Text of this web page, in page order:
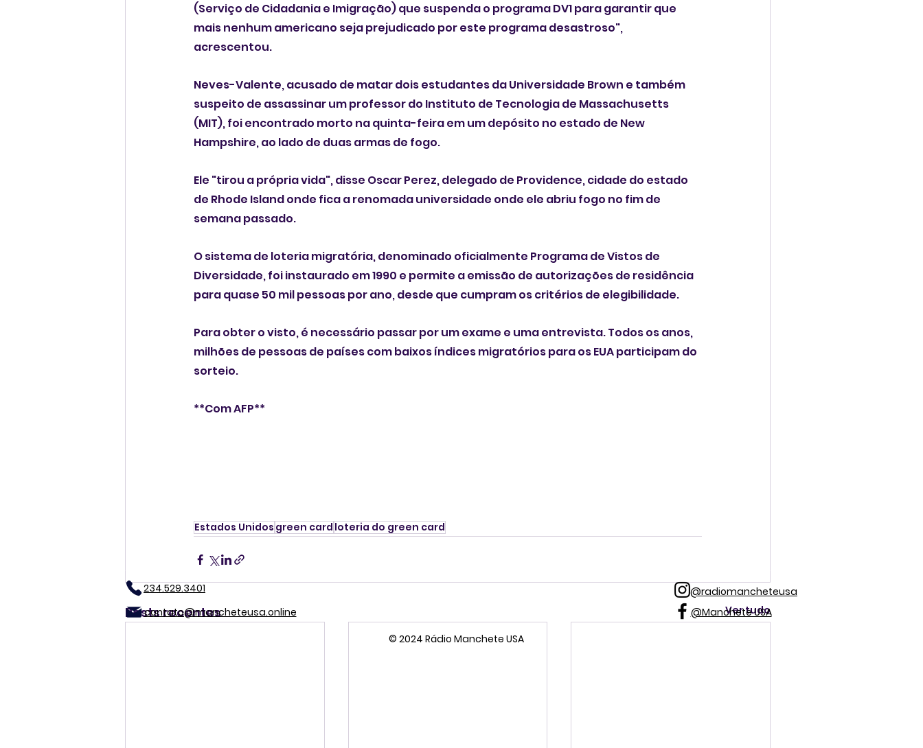
(Serviço de Cidadania e Imigração) que suspenda o programa DV1 para garantir que
mais nenhum americano seja prejudicado por este programa desastroso",
acrescentou.
Neves-Valente, acusado de matar dois estudantes da Universidade Brown e também
suspeito de assassinar um professor do Instituto de Tecnologia de Massachusetts
(MIT), foi encontrado morto na quinta-feira em um depósito no estado de New
Hampshire, ao lado de duas armas de fogo.
Ele "tirou a própria vida", disse Oscar Perez, delegado de Providence, cidade do estado
de Rhode Island onde fica a renomada universidade onde ele abriu fogo no fim de
semana passado.
O sistema de loteria migratória, denominado oficialmente Programa de Vistos de
Diversidade, foi instaurado em 1990 e permite a emissão de autorizações de residência
para quase 50 mil pessoas por ano, desde que cumpram os critérios de elegibilidade.
Para obter o visto, é necessário passar por um exame e uma entrevista. Todos os anos,
milhões de pessoas de países com baixos índices migratórios para os EUA participam do
sorteio.
**Com AFP**
Estados Unidos green card loteria do green card
Posts recentes Ver tudo
234.529.3401
contato@mancheteusa.online
@radiomancheteusa
@Manchete USA
© 2024 Rádio Manchete USA